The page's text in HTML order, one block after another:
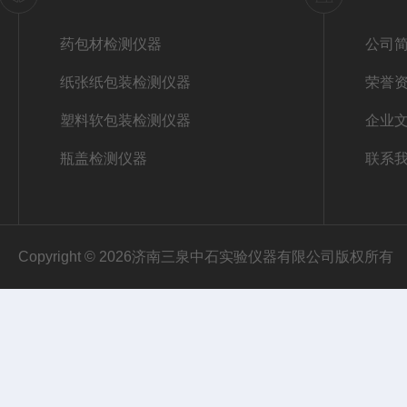
药包材检测仪器
纸张纸包装检测仪器
塑料软包装检测仪器
瓶盖检测仪器
公司
荣誉
企业
联系
Copyright © 2026济南三泉中石实验仪器有限公司版权所有